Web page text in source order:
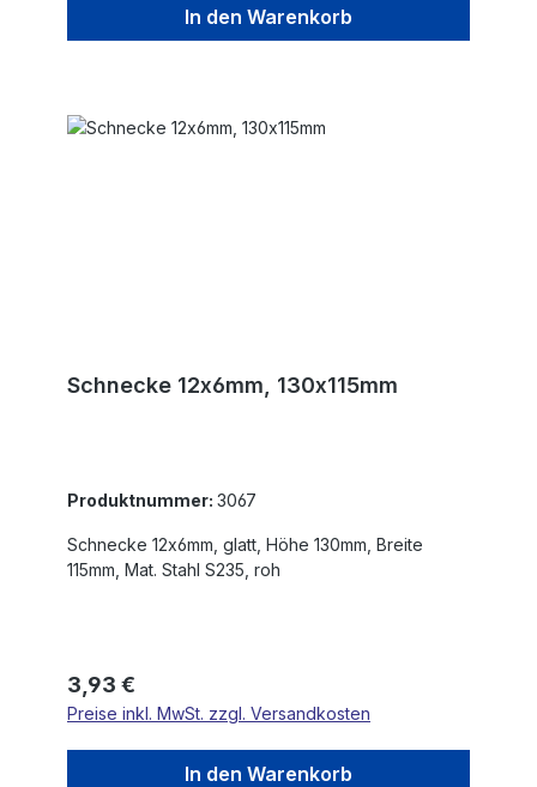
In den Warenkorb
Schnecke 12x6mm, 130x115mm
Produktnummer: 3067
Schnecke 12x6mm, glatt, Höhe 130mm, Breite
115mm, Mat. Stahl S235, roh
Regulärer Preis:
3,93 €
Preise inkl. MwSt. zzgl. Versandkosten
In den Warenkorb